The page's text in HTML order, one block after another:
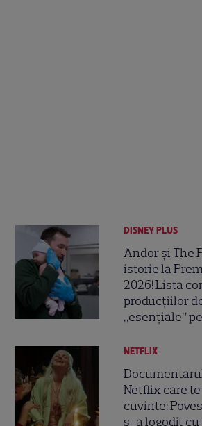
DISNEY PLUS
Andor și The
istorie la
2026! Lista
producțiilor
„esențiale”
NETFLIX
Netflix care
cuvinte:
s-a logodit cu